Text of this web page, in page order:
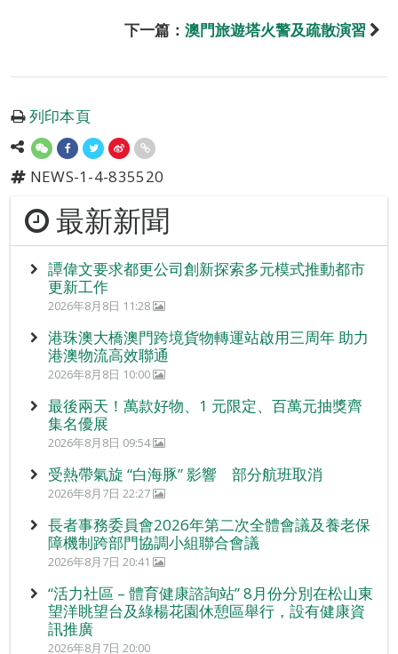
下一篇： 澳門旅遊塔火警及疏散演習
列印本頁
NEWS-1-4-835520
最新新聞
譚偉文要求都更公司創新探索多元模式推動都市
更新工作
2026年8月8日 11:28
港珠澳大橋澳門跨境貨物轉運站啟用三周年 助力
港澳物流高效聯通
2026年8月8日 10:00
最後兩天！萬款好物、1 元限定、百萬元抽獎齊
集名優展
2026年8月8日 09:54
受熱帶氣旋 “白海豚” 影響 部分航班取消
2026年8月7日 22:27
長者事務委員會2026年第二次全體會議及養老保
障機制跨部門協調小組聯合會議
2026年8月7日 20:41
“活力社區 – 體育健康諮詢站” 8月份分別在松山東
望洋眺望台及綠楊花園休憩區舉行，設有健康資
訊推廣
2026年8月7日 20:00